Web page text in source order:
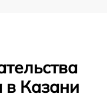
в Казани